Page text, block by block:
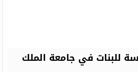
للبنات في جامعة الملك